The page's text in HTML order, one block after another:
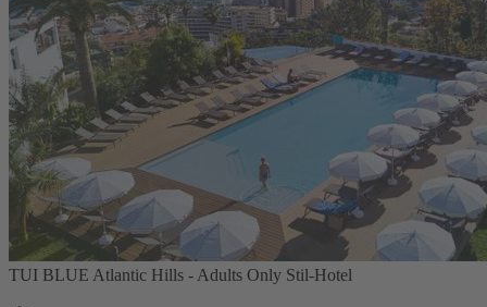
TUI BLUE Atlantic Hills - Adults Only Stil-Hotel